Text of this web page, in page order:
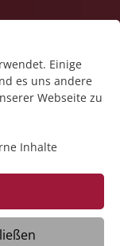
Pflege
Einige
es uns andere
Webseite zu
Inhalte